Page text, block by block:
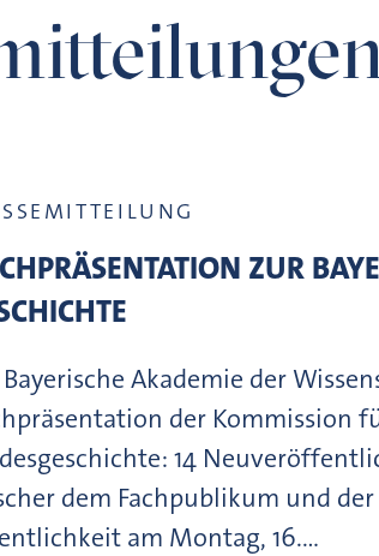
ZUR
Akademie der
der Kommission
14
dem Fachpublikum und
am Montag, 16.…